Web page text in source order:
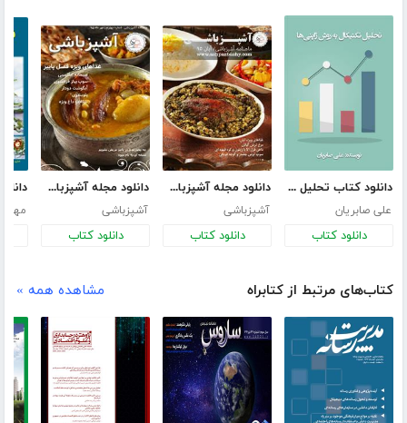
دانلود کتاب تحلیل تکنیکال به روش ژاپنی‌ها
علی صابریان
دانلود کتاب
دانلود مجله آشپزباشی - شماره 5
آشپزباشی
دانلود کتاب
دانلود مجله آشپزباشی - شماره 4
آشپزباشی
دانلود کتاب
کتاب‌های مرتبط از کتابراه مشاهده همه »